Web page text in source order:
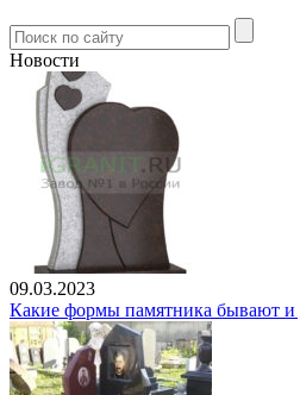
Новости
09.03.2023
Какие формы памятника бывают и